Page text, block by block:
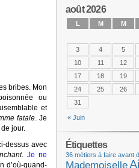
bribes. Mon
ou
et
fatale. Je
jour.
dessus avec
. Je ne
d’où-quand-
août 2026
L M M
« Juin
3
4 5
10
11 12
17
18 19
24
25 26
31
Étiquettes
36 métiers à faire avant
Mademoiselle